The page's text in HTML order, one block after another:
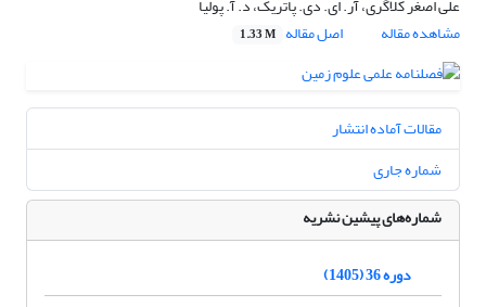
علی اصغر کلاگری، آر. ای. دی. پاتریک، د. آ. پولیا
مشاهده مقاله
اصل مقاله 1.33 M
مقالات آماده انتشار
شماره جاری
شماره‌های پیشین نشریه
دوره 36 (1405)